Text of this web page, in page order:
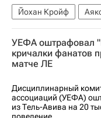
Йохан Кройф
УЕФА оштрафовал
кричалки фанатов
матче ЛЕ
Дисциплинарный
ассоциаций (УЕФА)
из Тель-Авива на 20
поведение...